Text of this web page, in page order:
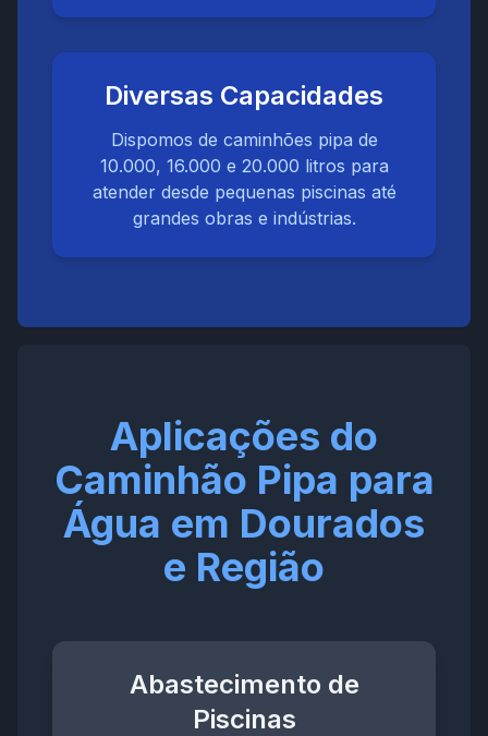
Diversas Capacidades
Dispomos de caminhões pipa de
10.000, 16.000 e 20.000 litros para
atender desde pequenas piscinas até
grandes obras e indústrias.
Aplicações do
Caminhão Pipa para
Água em Dourados
e Região
Abastecimento de
Piscinas